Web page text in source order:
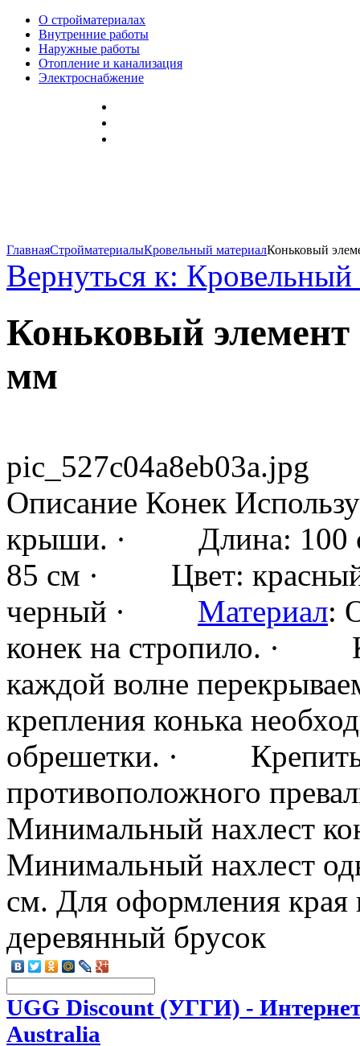
О стройматериалах
Внутренние работы
Наружные работы
Отопление и канализация
Электроснабжение
ГлавнаяСтройматериалыКровельный материалКоньковый
Вернуться к: Кровельный
Коньковый
мм
pic_527c04a8eb03a.jpg
Описание Конек
крыши. · Длина: 100
85 см · Цвет: красный,
черный · Материал:
конек на стропило. ·
каждой волне
крепления конька
обрешетки. · Крепить
противоположного
Минимальный нахлест
Минимальный нахлест
см. Для оформления края
деревянный брусок
UGG Discount (УГГИ) -
Australia